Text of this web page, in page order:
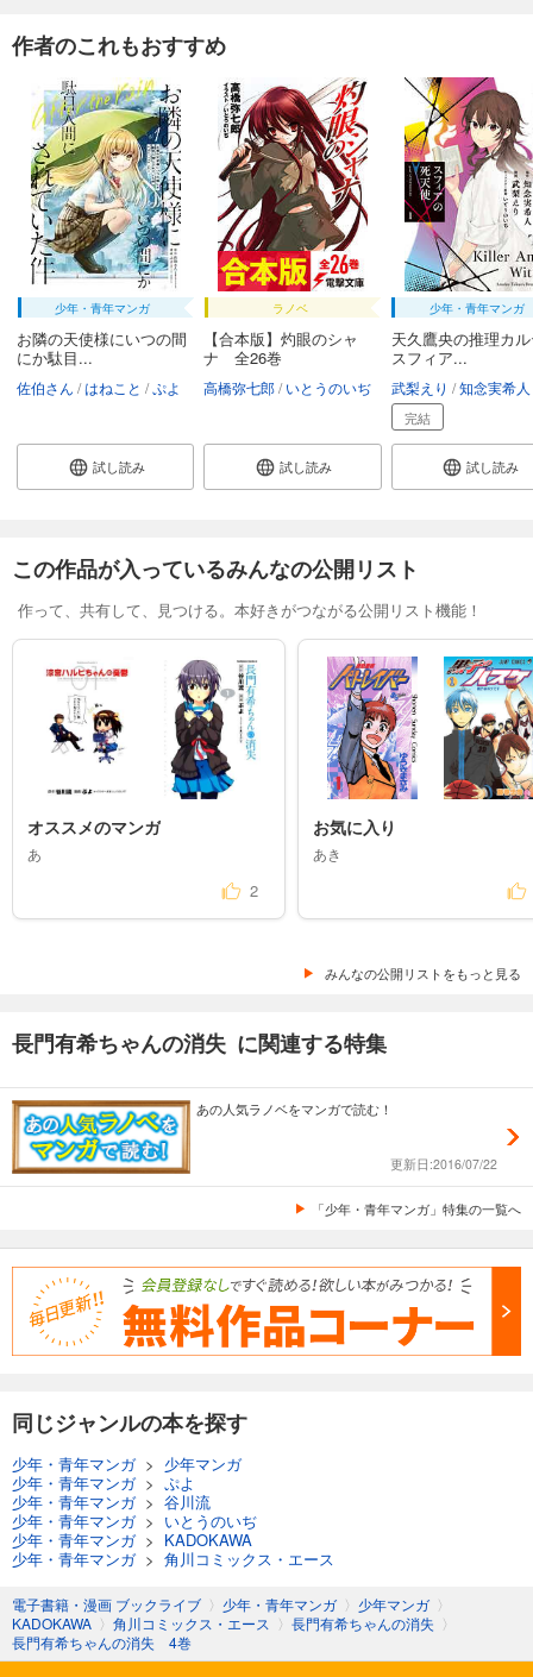
作者のこれもおすすめ
少年・青年マンガ
お隣の天使様にいつの間
にか駄目...
佐伯さん はねこと ぷよ
試し読み
ラノベ
【合本版】灼眼のシャ
ナ 全26巻
高橋弥七郎 いとうのいぢ
試し読み
少年・青年マンガ
天久鷹央の推理カ
スフィア...
武梨えり 知念実希人
完結
試し読み
この作品が入っているみんなの公開リスト
作って、共有して、見つける。本好きがつながる公開リスト機能！
オススメのマンガ
あ
2
お気に入り
あき
みんなの公開リストをもっと見る
長門有希ちゃんの消失 に関連する特集
あの人気ラノベをマンガで読む！
更新日:2016/07/22
「少年・青年マンガ」特集の一覧へ
同じジャンルの本を探す
少年・青年マンガ> 少年マンガ
少年・青年マンガ> ぷよ
少年・青年マンガ> 谷川流
少年・青年マンガ> いとうのいぢ
少年・青年マンガ> KADOKAWA
少年・青年マンガ> 角川コミックス・エース
電子書籍・漫画 ブックライブ 〉 少年・青年マンガ 〉 少年マンガ 〉
KADOKAWA 〉 角川コミックス・エース 〉 長門有希ちゃんの消失 〉
長門有希ちゃんの消失 4巻